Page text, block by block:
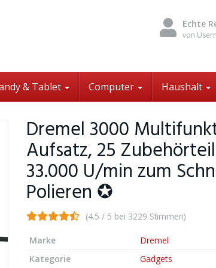
Echte
von Usern
& Tablet Computer Haushalt
Dremel 3000
Aufsatz, 25
33.000 U/min zum
Polieren ✪
(4.5 / 5 bei 3229 Stimmen)
Marke
Dremel
Kategorie
Gadgets